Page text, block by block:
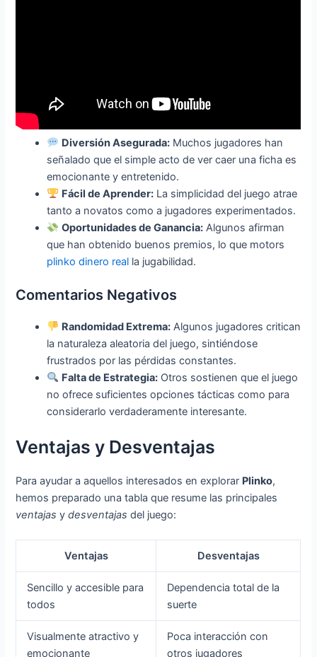
Diversión Asegurada:Muchos jugadores han
señalado que el simple acto de ver caer una ficha es
emocionante y entretenido.
Fácil de Aprender:La simplicidad del juego atrae
tanto a novatos como a jugadores experimentados.
Oportunidades de Ganancia:Algunos afirman
que han obtenido buenos premios, lo que motors
plinko dinero real la jugabilidad.
Comentarios Negativos
Randomidad Extrema:Algunos jugadores critican
la naturaleza aleatoria del juego, sintiéndose
frustrados por las pérdidas constantes.
Falta de Estrategia:Otros sostienen que el juego
no ofrece suficientes opciones tácticas como para
considerarlo verdaderamente interesante.
Ventajas y Desventajas
Para ayudar a aquellos interesados en explorar Plinko,
hemos preparado una tabla que resume las principales
ventajas ydesventajas del juego:
Ventajas Desventajas
Sencillo y accesible para
todos
Dependencia total de la
suerte
Visualmente atractivo y
emocionante
Poca interacción con
otros jugadores